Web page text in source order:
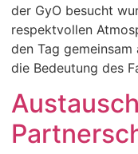
der GyO besucht
respektvollen
den Tag
die Bedeutung des